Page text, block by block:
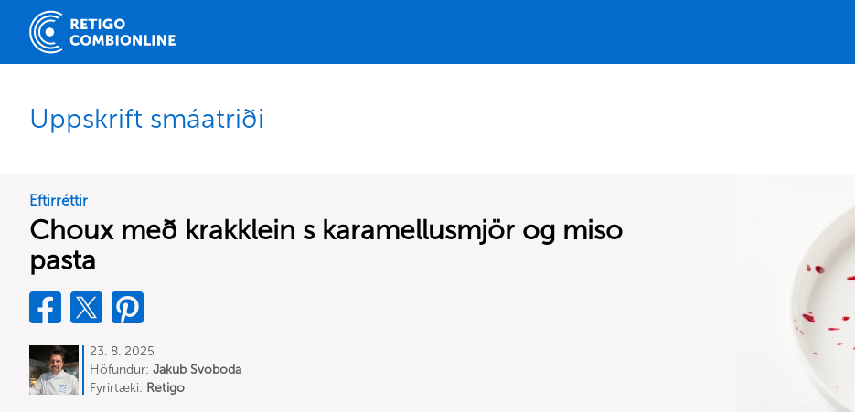
Uppskrift smáatriði
Eftirréttir
Choux með krakklein s karamellusmjör og miso
pasta
23. 8. 2025
Höfundur: Jakub Svoboda
Fyrirtæki: Retigo